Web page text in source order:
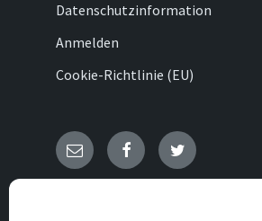
Datenschutzinformation
Anmelden
Cookie-Richtlinie (EU)
E- FacebookTwitter